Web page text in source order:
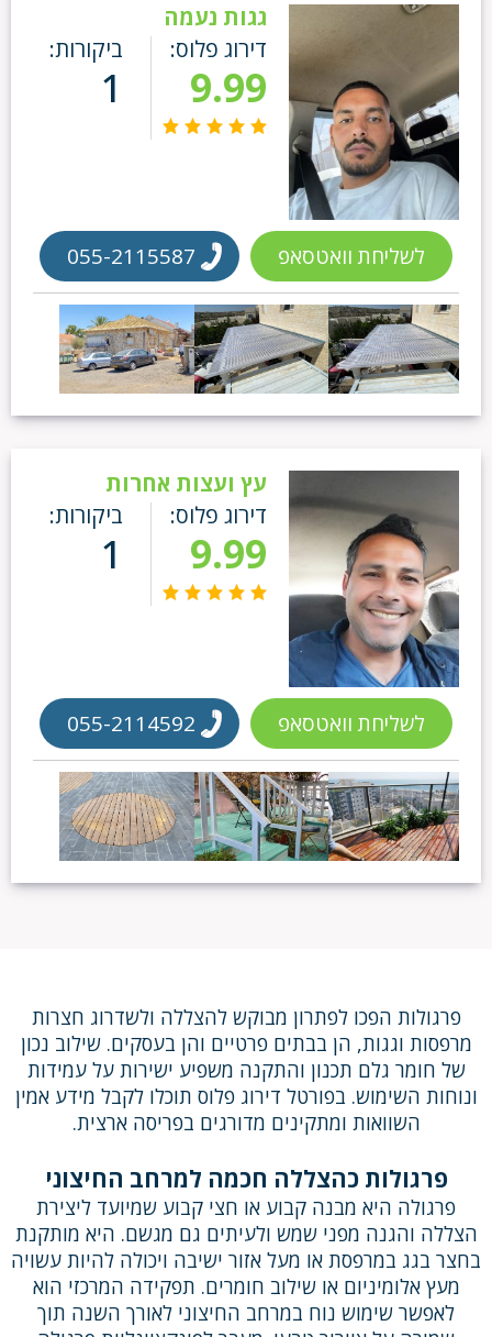
גגות נעמה
דירוג פלוס:
9.99
ביקורות:
1
לשליחת וואטסאפ 055-2115587
עץ ועצות אחרות
דירוג פלוס:
9.99
ביקורות:
1
לשליחת וואטסאפ 055-2114592
פרגולות הפכו לפתרון מבוקש להצללה ולשדרוג חצרות
מרפסות וגגות, הן בבתים פרטיים והן בעסקים. שילוב נכון
של חומר גלם תכנון והתקנה משפיע ישירות על עמידות
ונוחות השימוש. בפורטל דירוג פלוס תוכלו לקבל מידע אמין
השוואות ומתקינים מדורגים בפריסה ארצית.
פרגולות כהצללה חכמה למרחב החיצוני
פרגולה היא מבנה קבוע או חצי קבוע שמיועד ליצירת
הצללה והגנה מפני שמש ולעיתים גם מגשם. היא מותקנת
בחצר בגג במרפסת או מעל אזור ישיבה ויכולה להיות עשויה
מעץ אלומיניום או שילוב חומרים. תפקידה המרכזי הוא
לאפשר שימוש נוח במרחב החיצוני לאורך השנה תוך